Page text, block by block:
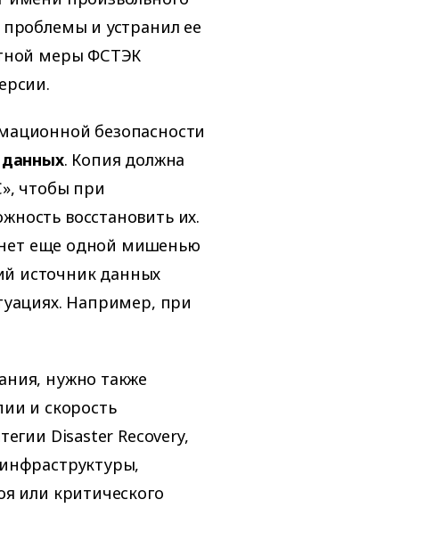
и устранил ее
меры ФСТЭК
безопасности
данных. Копия должна
чтобы при
восстановить их.
еще одной мишенью
источник данных
Например, при
нужно также
и скорость
Disaster Recovery,
или критического